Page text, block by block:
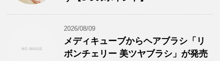
2026/08/09
メディキューブからヘアブラシ「リ
ボンチェリー 美ツヤブラシ」が発売